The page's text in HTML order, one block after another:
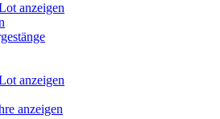
anzeigen
anzeigen
anzeigen